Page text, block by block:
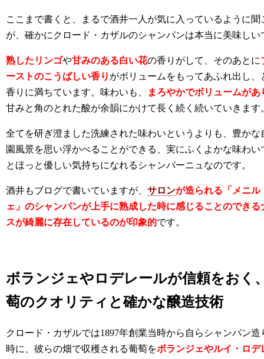
ここまで書くと、まるで酒井一人が気に入っているように
が、確かにクロード・カザルのシャンパンは本当に美味しい
熟したリンゴや甘みのある白い花の香りがして、そのあとに
ーストのこうばしい香り がボリュームをもってあふれ出し、
香りに満ちています。味わいも、
まろやかでボリュームがあ
甘みと角のとれた酸が余韻にかけて長く続く続いていきます
全てを研ぎ澄ました洗練された味わいというよりも、豊かな
園風景を思い浮かべることができる、実にふくよかな味わ
とほっと優しい気持ちになれるシャンパーニュなのです。
酒井もブログで書いていますが、 サロンが造られる「メニル
ェ」のシャンパンが上手に熟成した時に感じることのでき
スが綺麗に存在しているのが印象的です。
ボランジェやロデレールが信頼をおく
萄のクオリティと確かな醸造技術
クロード・カザルでは1897年創業当時から自らシャンパン
時に、彼らの畑で収穫される葡萄をボランジェやルイ・ロデ